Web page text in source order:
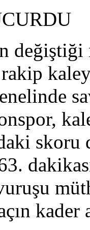
skoru
vuruşu
kader